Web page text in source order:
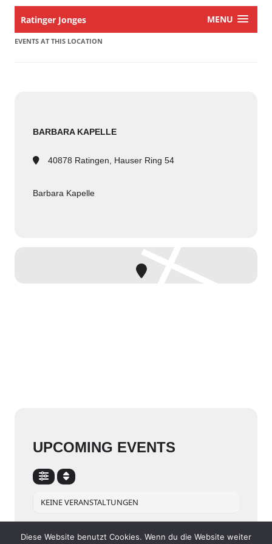
Ratinger Jonges MENU
EVENTS AT THIS LOCATION
BARBARA KAPELLE
40878 Ratingen, Hauser Ring 54
Barbara Kapelle
UPCOMING EVENTS
KEINE VERANSTALTUNGEN
Diese Website benutzt Cookies. Wenn du die Website weiter